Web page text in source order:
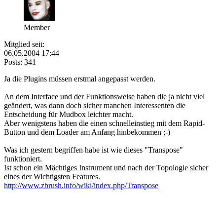
Member
Mitglied seit:
06.05.2004 17:44
Posts: 341
Ja die Plugins müssen erstmal angepasst werden.
An dem Interface und der Funktionsweise haben die ja nicht viel
geändert, was dann doch sicher manchen Interessenten die
Entscheidung für Mudbox leichter macht.
Aber wenigstens haben die einen schnelleinstieg mit dem Rapid-
Button und dem Loader am Anfang hinbekommen ;-)
Was ich gestern begriffen habe ist wie dieses "Transpose"
funktioniert.
Ist schon ein Mächtiges Instrument und nach der Topologie sicher
eines der Wichtigsten Features.
http://www.zbrush.info/wiki/index.php/Transpose